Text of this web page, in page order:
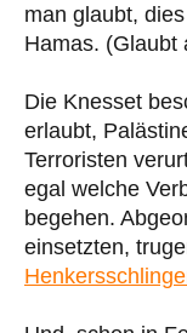
man glaubt,
Hamas. (Glaubt
Die Knesset
erlaubt,
Terroristen
egal welche
begehen.
einsetzten,